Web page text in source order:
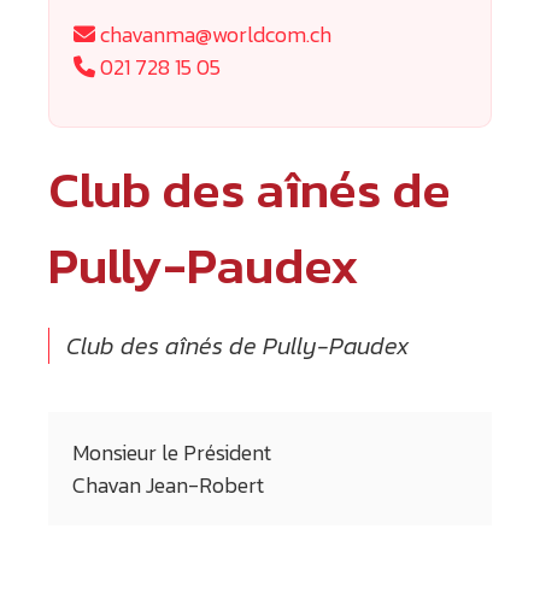
chavanma@worldcom.ch
021 728 15 05
Club des aînés de
Pully-Paudex
Club des aînés de Pully-Paudex
Monsieur le Président
Chavan Jean-Robert